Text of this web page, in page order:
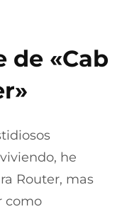
de «Cab
he
Router, mas
como